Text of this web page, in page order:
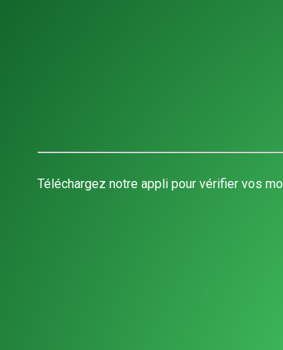
Téléchargez notre appli pour vérifier vos